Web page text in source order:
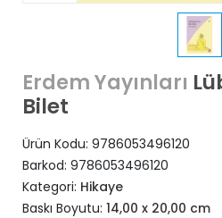
Erdem Yayınları
Bilet
Ürün Kodu: 9786053496120
Barkod: 9786053496120
Kategori: Hikaye
Baskı Boyutu: 14,00 x 20,00 cm